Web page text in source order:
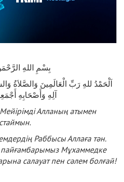
بِسْمِ اللهِ
اَلْحَمْدُ للهِ رَبِّ الْعَالَمِينَ وَالصَّلاَةُ
آلِهِ وَأَصْحَابِهِ
Алланың атымен
Раббысы Аллаға тән.
Мұхаммедке
салауат пен сәлем болғай!